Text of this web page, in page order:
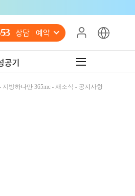
상담 예약
공기
지방하나만 365mc - 새소식 - 공지사항